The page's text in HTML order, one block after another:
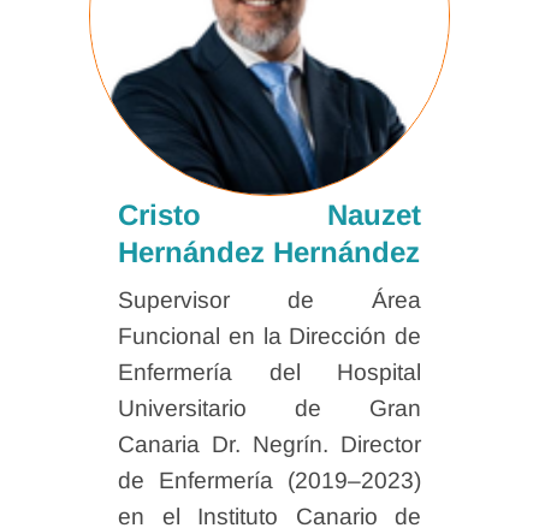
Cristo Nauzet
Hernández Hernández
Supervisor de Área
Funcional en la Dirección de
Enfermería del Hospital
Universitario de Gran
Canaria Dr. Negrín. Director
de Enfermería (2019–2023)
en el Instituto Canario de